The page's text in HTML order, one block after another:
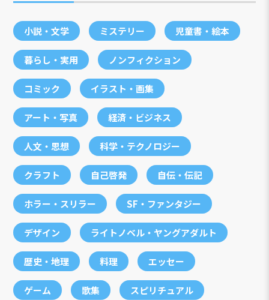
小説・文学 ミステリー 児童書・絵本
暮らし・実用 ノンフィクション
コミック イラスト・画集
アート・写真 経済・ビジネス
人文・思想 科学・テクノロジー
クラフト 自己啓発 自伝・伝記
ホラー・スリラー SF・ファンタジー
デザイン ライトノベル・ヤングアダルト
歴史・地理 料理 エッセー
ゲーム 歌集 スピリチュアル